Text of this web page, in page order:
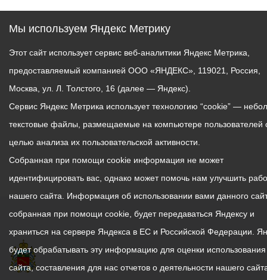
Мы используем Яндекс Метрику
Этот сайт использует сервис веб-аналитики Яндекс Метрика,
предоставляемый компанией ООО «ЯНДЕКС», 119021, Россия,
Москва, ул. Л. Толстого, 16 (далее — Яндекс).
Сервис Яндекс Метрика использует технологию “cookie” —
текстовые файлы, размещаемые на компьютере пользователей
целью анализа их пользовательской активности.
Собранная при помощи cookie информация не может
идентифицировать вас, однако может помочь нам улучшить
нашего сайта. Информация об использовании вами данного
собранная при помощи cookie, будет передаваться Яндексу и
храниться на сервере Яндекса в ЕС и Российской Федерации.
будет обрабатывать эту информацию для оценки
сайта, составления для нас отчетов о деятельности нашего